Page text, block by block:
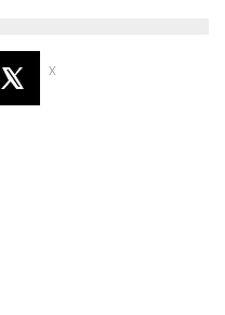
X